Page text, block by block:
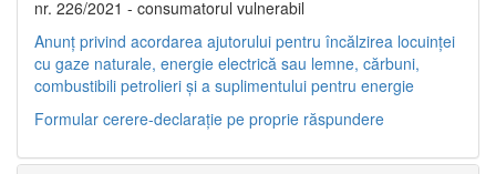
nr. 226/2021 - consumatorul vulnerabil
Anunț privind acordarea ajutorului pentru încălzirea locuinței
cu gaze naturale, energie electrică sau lemne, cărbuni,
combustibili petrolieri și a suplimentului pentru energie
Formular cerere-declarație pe proprie răspundere